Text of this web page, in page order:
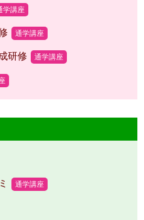
学講座
通学講座
研修 通学講座
通学講座